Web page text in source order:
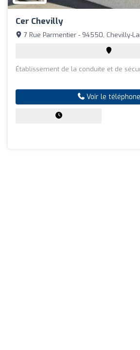
Cer Chevilly
7 Rue Parmentier - 94550, Chevilly-
Établissement de la conduite et de
Voir le téléphone